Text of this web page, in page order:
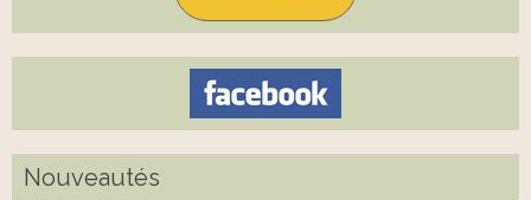
Nouveautés